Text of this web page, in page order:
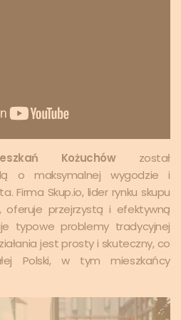
Kożuchówzostał
o maksymalnej wygodzie i
Firma Skup.io, lider rynku skupu
oferuje przejrzystą i efektywną
typowe problemy tradycyjnej
jest prosty i skuteczny, co
Polski, w tym mieszkańcy